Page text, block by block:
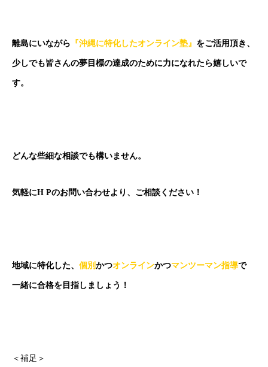
離島にいながら 『沖縄に特化したオンライン塾』 をご活用頂き、
少しでも皆さんの夢目標の達成のために力になれたら嬉しいで
す。
どんな些細な相談でも構いません。
気軽にH Pのお問い合わせより、ご相談ください！
地域に特化した、 個別 かつオンラインかつマンツーマン指導で
一緒に合格を目指しましょう！
＜補足＞